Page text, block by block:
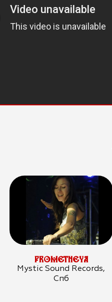
PROMETHEYA
Mystic Sound Records,
Спб